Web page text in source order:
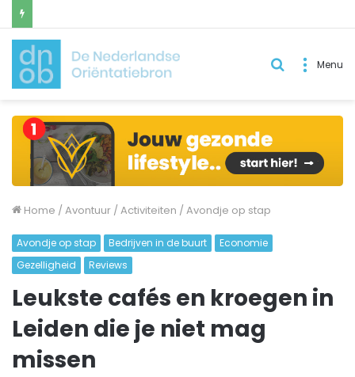
Menu
Zoek
Home / Avontuur / Activiteiten / Avondje op stap
Avondje op stap Bedrijven in de buurt
Economie
Gezelligheid
Reviews
Leukste cafés en kroegen in
Leiden die je niet mag
missen